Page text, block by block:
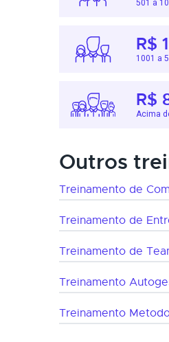
501 a
R$
1001 a
R$
Acima
Outros
Treinamento de
Treinamento de
Treinamento de
Treinamento
Treinamento